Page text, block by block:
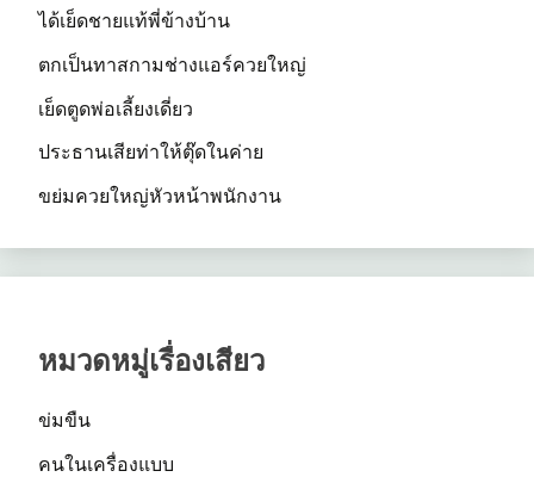
ได้เย็ดชายแท้พี่ข้างบ้าน
ตกเป็นทาสกามช่างแอร์ควยใหญ่
เย็ดตูดพ่อเลี้ยงเดี่ยว
ประธานเสียท่าให้ตุ๊ดในค่าย
ขย่มควยใหญ่หัวหน้าพนักงาน
หมวดหมู่เรื่องเสียว
ข่มขืน
คนในเครื่องแบบ